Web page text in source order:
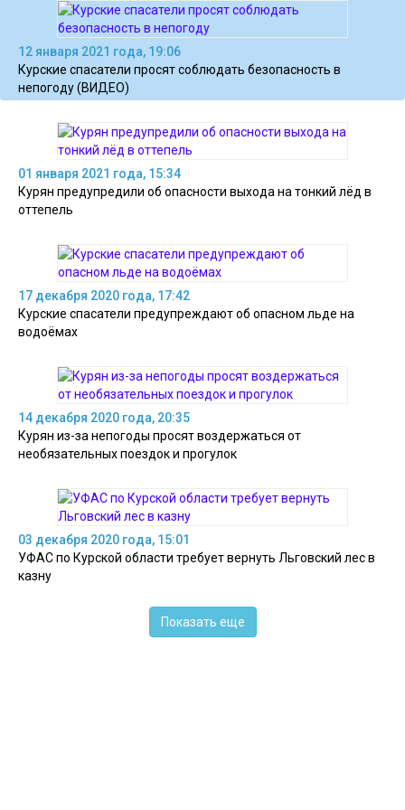
12 января 2021 года, 19:06
Курские спасатели просят соблюдать безопасность в
непогоду (ВИДЕО)
01 января 2021 года, 15:34
Курян предупредили об опасности выхода на тонкий лёд в
оттепель
17 декабря 2020 года, 17:42
Курские спасатели предупреждают об опасном льде на
водоёмах
14 декабря 2020 года, 20:35
Курян из-за непогоды просят воздержаться от
необязательных поездок и прогулок
03 декабря 2020 года, 15:01
УФАС по Курской области требует вернуть Льговский лес в
казну
Показать еще